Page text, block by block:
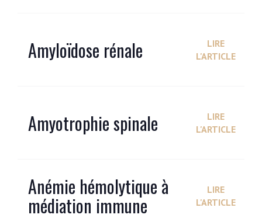
Amyloïdose rénale
LIRE
L'ARTICLE
Amyotrophie spinale
LIRE
L'ARTICLE
Anémie hémolytique à
médiation immune
LIRE
L'ARTICLE